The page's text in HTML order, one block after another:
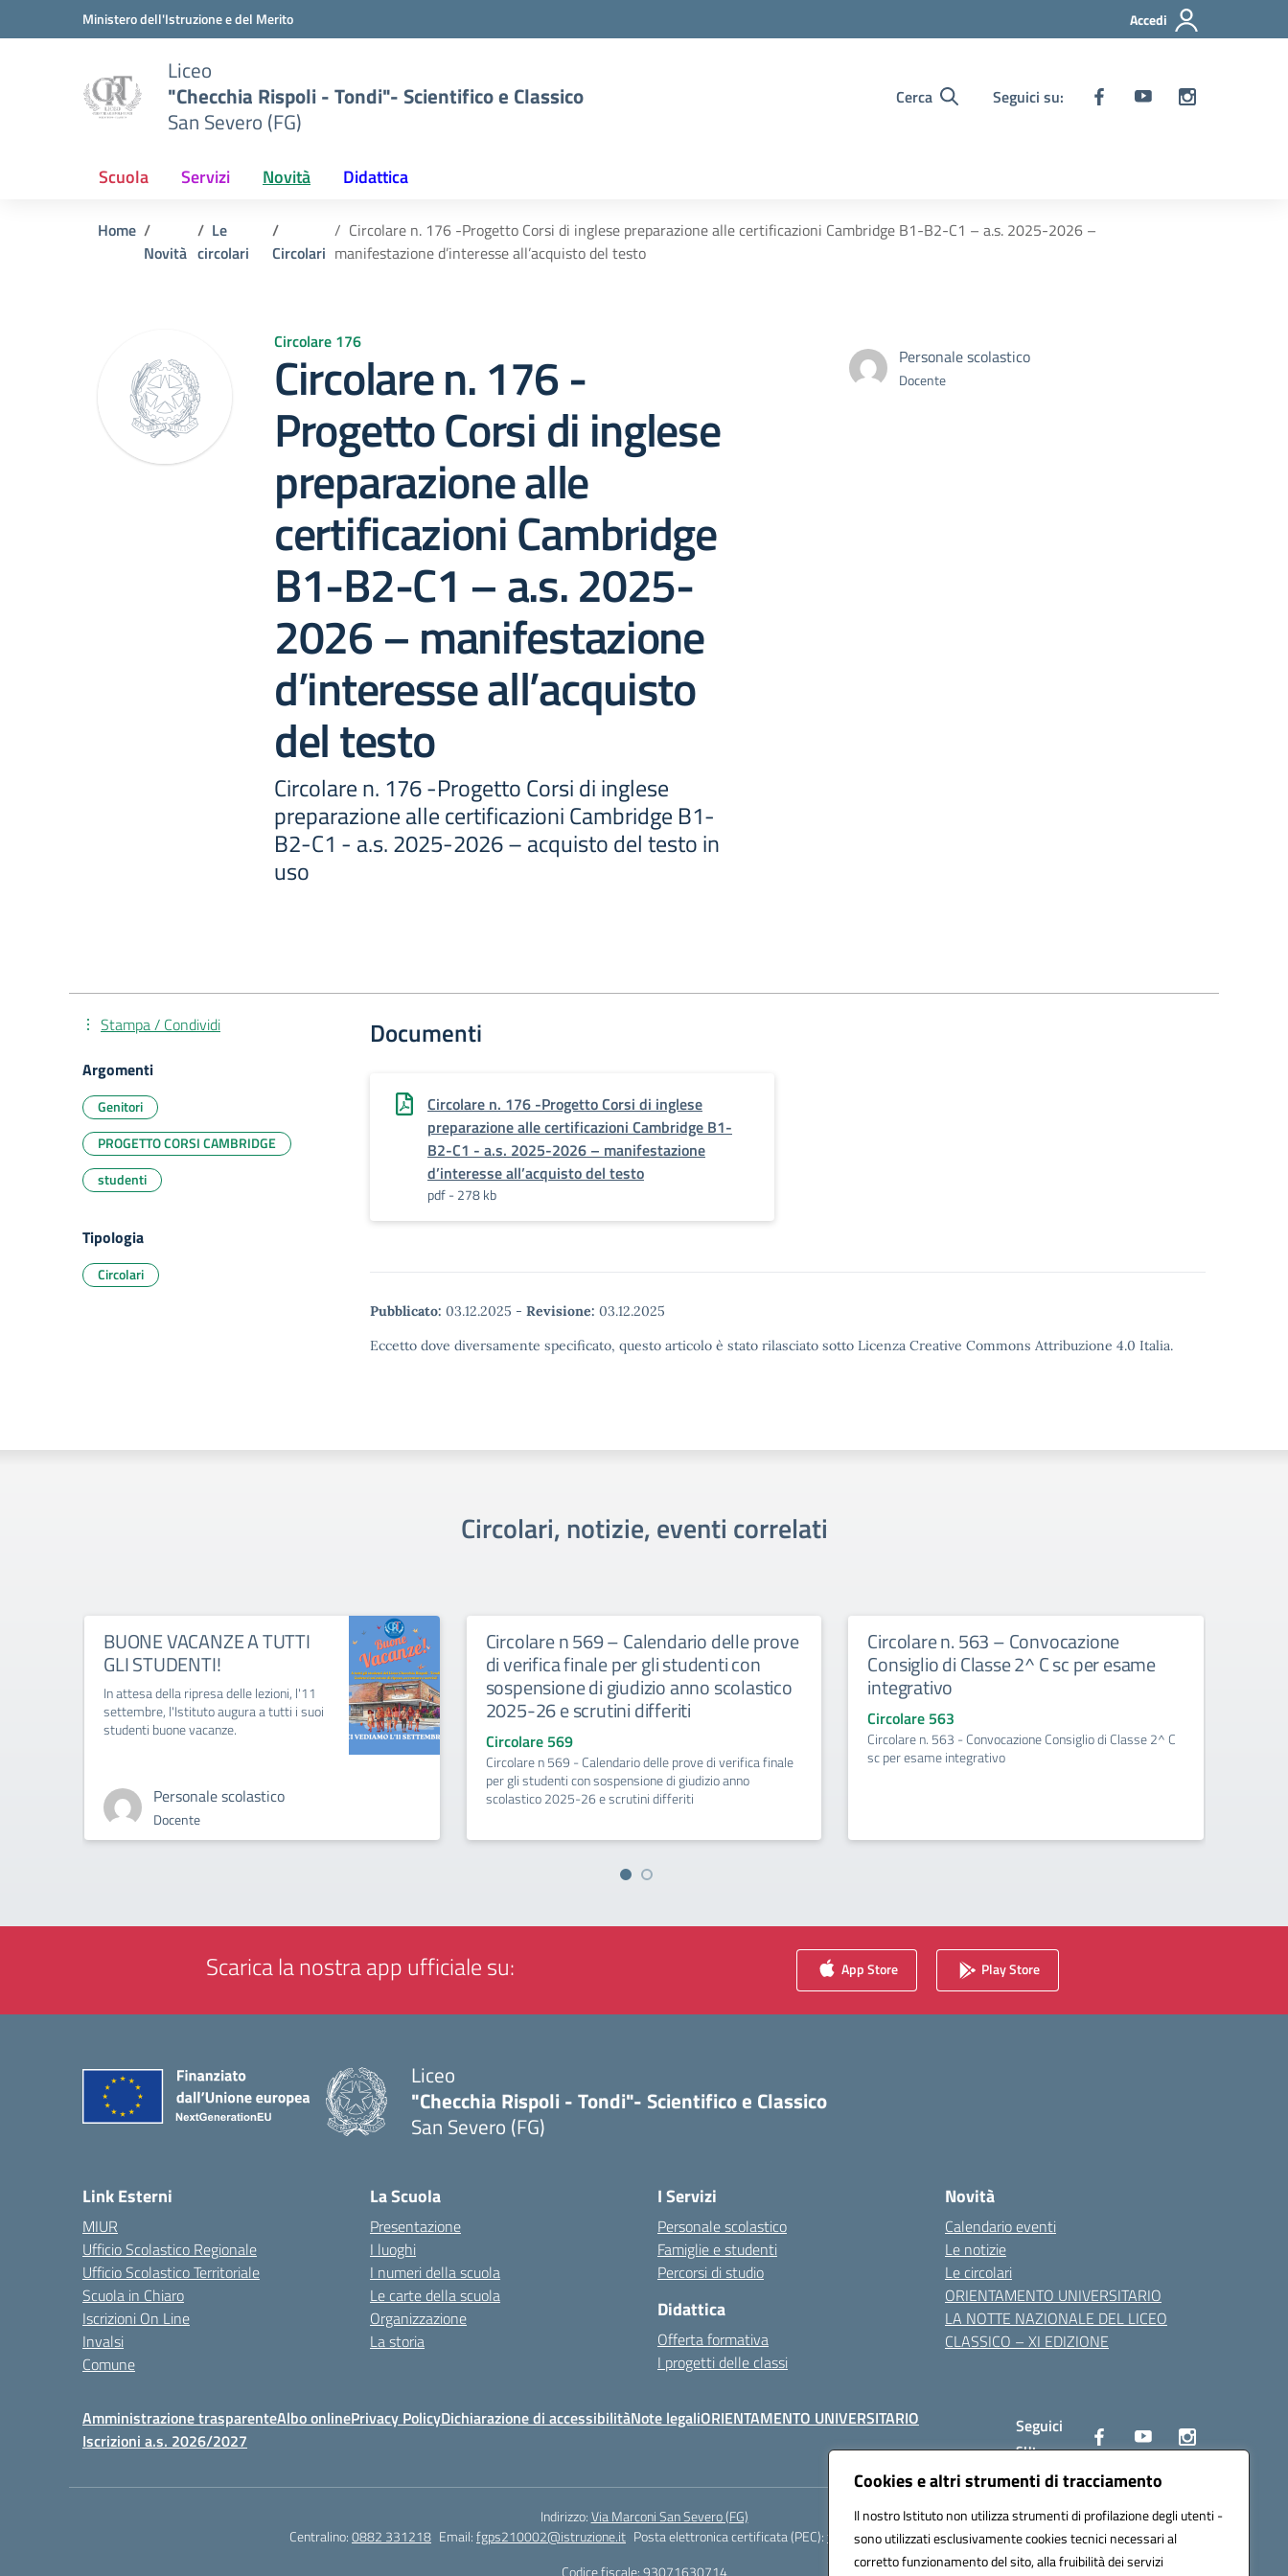
Cookies e altri strumenti di tracciamento
Il nostro Istituto non utilizza strumenti di profilazione degli utenti -
sono utilizzati esclusivamente cookies tecnici necessari al
corretto funzionamento del sito, alla fruibilità dei servizi
Vai ai contenuti
Vai al menu di navigazioneMinistero dell'Istruzione e del Merito Accedi
Liceo
"Checchia Rispoli - Tondi"- Scientifico e Classico
San Severo (FG)
Cerca Seguici su:
Scuola Servizi Novità Didattica
Home
Novità
Le
circolari
Circolari
Circolare n. 176 -Progetto Corsi di inglese preparazione alle certificazioni Cambridge B1-B2-C1 – a.s. 2025-2026 –
manifestazione d’interesse all’acquisto del testo
Circolare 176
Circolare n. 176 -
Progetto Corsi di inglese
preparazione alle
certificazioni Cambridge
B1-B2-C1 – a.s. 2025-
2026 – manifestazione
d’interesse all’acquisto
del testo
Circolare n. 176 -Progetto Corsi di inglese
preparazione alle certificazioni Cambridge B1-
B2-C1 - a.s. 2025-2026 – acquisto del testo in
uso
Personale scolastico
Docente
Documenti
Circolare n. 176 -Progetto Corsi di inglese
preparazione alle certificazioni Cambridge B1-
B2-C1 - a.s. 2025-2026 – manifestazione
d’interesse all’acquisto del testo
pdf - 278 kb
Pubblicato: 03.12.2025 - Revisione: 03.12.2025
Eccetto dove diversamente specificato, questo articolo è stato rilasciato sotto Licenza Creative Commons Attribuzione 4.0 Italia.
Stampa / Condividi
Argomenti
Genitori
PROGETTO CORSI CAMBRIDGE
studenti
Tipologia
Circolari
Circolari, notizie, eventi correlati
BUONE VACANZE A TUTTI
GLI STUDENTI!
In attesa della ripresa delle lezioni, l'11
settembre, l'Istituto augura a tutti i suoi
studenti buone vacanze.
Personale scolastico
Docente
Circolare n 569 – Calendario delle prove
di verifica finale per gli studenti con
sospensione di giudizio anno scolastico
2025-26 e scrutini differiti
Circolare 569
Circolare n 569 - Calendario delle prove di verifica finale
per gli studenti con sospensione di giudizio anno
scolastico 2025-26 e scrutini differiti
Circolare n. 563 – Convocazione
Consiglio di Classe 2^ C sc per esame
integrativo
Circolare 563
Circolare n. 563 - Convocazione Consiglio di Classe 2^ C
sc per esame integrativo
Scarica la nostra app ufficiale su: App Store Play Store
Liceo
"Checchia Rispoli - Tondi"- Scientifico e Classico
San Severo (FG)
Link Esterni
MIUR
Ufficio Scolastico Regionale
Ufficio Scolastico Territoriale
Scuola in Chiaro
Iscrizioni On Line
Invalsi
Comune
La Scuola
Presentazione
I luoghi
I numeri della scuola
Le carte della scuola
Organizzazione
La storia
I Servizi
Personale scolastico
Famiglie e studenti
Percorsi di studio
Didattica
Offerta formativa
I progetti delle classi
Novità
Calendario eventi
Le notizie
Le circolari
ORIENTAMENTO UNIVERSITARIO
LA NOTTE NAZIONALE DEL LICEO
CLASSICO – XI EDIZIONE
Amministrazione trasparenteAlbo onlinePrivacy PolicyDichiarazione di accessibilitàNote legaliORIENTAMENTO UNIVERSITARIO
Iscrizioni a.s. 2026/2027
Seguici
su:
Indirizzo:Via Marconi San Severo (FG)
Centralino:0882 331218 Email:fgps210002@istruzione.it Posta elettronica certificata (PEC):fgps210002@pec.istruzione.it
Codice fiscale: 93071630714